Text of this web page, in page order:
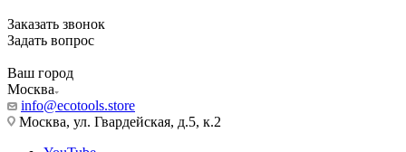
Заказать звонок
Задать вопрос
Ваш город
Москва
info@ecotools.store
Москва, ул. Гвардейская, д.5, к.2